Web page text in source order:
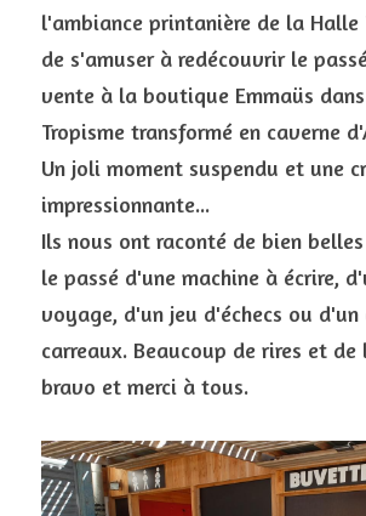
l'ambiance printanière de la Halle
de s'amuser à redécouvrir le
vente à la boutique Emmaüs
Tropisme transformé en caverne
Un joli moment suspendu et une
impressionnante...
Ils nous ont raconté de bien
le passé d'une machine à écrire,
voyage, d'un jeu d'échecs ou d'un
carreaux. Beaucoup de rires et de
bravo et merci à tous.